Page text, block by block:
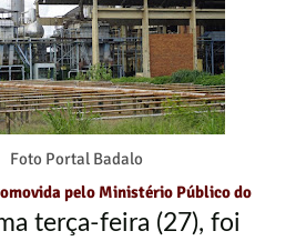
Badalo
pelo Ministério Público do
terça-feira (27), foi